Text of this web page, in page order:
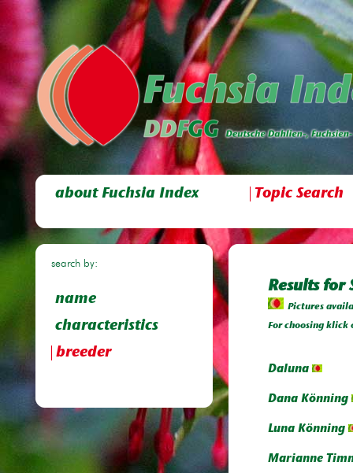
about Fuchsia Index Topic Search
search by:
name
characteristics
breeder
Results for
Pictures
For choosing klick
Daluna
Dana Könning
Luna Könning
Marianne